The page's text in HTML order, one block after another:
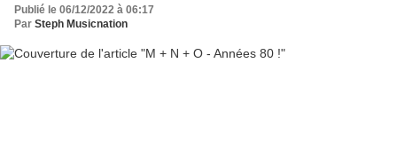
Publié le 06/12/2022 à 06:17
Par Steph Musicnation